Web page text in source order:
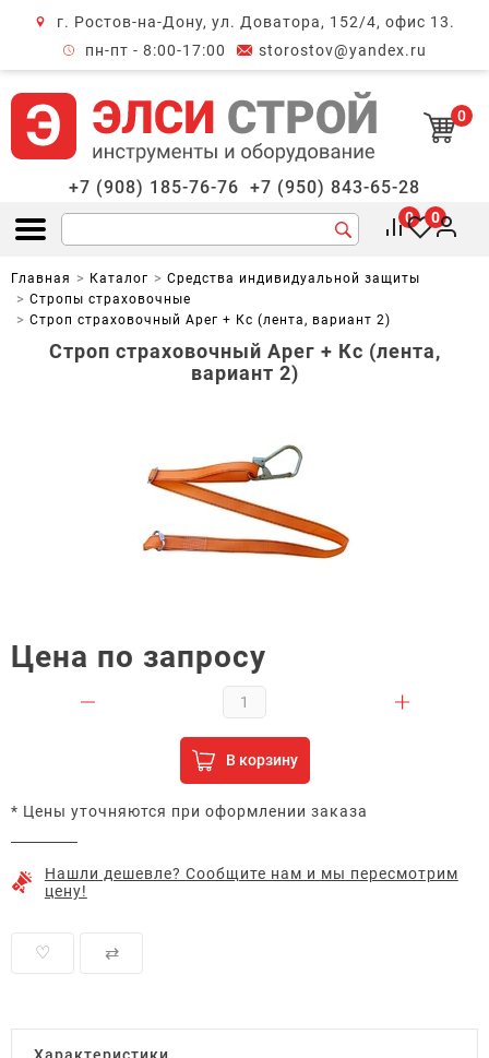
г. Ростов-на-Дону, ул. Доватора, 152/4, офис 13.
пн-пт - 8:00-17:00
storostov@yandex.ru
0
+7 (908) 185-76-76 +7 (950) 843-65-28
Открыть меню
0 0
Главная Каталог
Средства индивидуальной защиты
Стропы страховочные
Строп страховочный Арег + Кс (лента, вариант 2)
Строп страховочный Арег + Кс (лента,
вариант 2)
Цена по запросу
В корзину
* Цены уточняются при оформлении заказа
Нашли дешевле? Сообщите нам и мы пересмотрим
цену!
♡ ⇄
Характеристики